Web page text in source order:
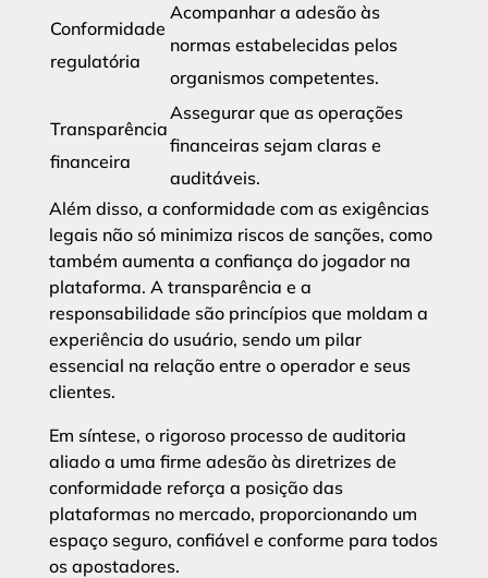
Conformidade
regulatória
Acompanhar a adesão às
normas estabelecidas pelos
organismos competentes.
Transparência
financeira
Assegurar que as operações
financeiras sejam claras e
auditáveis.
Além disso, a conformidade com as exigências
legais não só minimiza riscos de sanções, como
também aumenta a confiança do jogador na
plataforma. A transparência e a
responsabilidade são princípios que moldam a
experiência do usuário, sendo um pilar
essencial na relação entre o operador e seus
clientes.
Em síntese, o rigoroso processo de auditoria
aliado a uma firme adesão às diretrizes de
conformidade reforça a posição das
plataformas no mercado, proporcionando um
espaço seguro, confiável e conforme para todos
os apostadores.